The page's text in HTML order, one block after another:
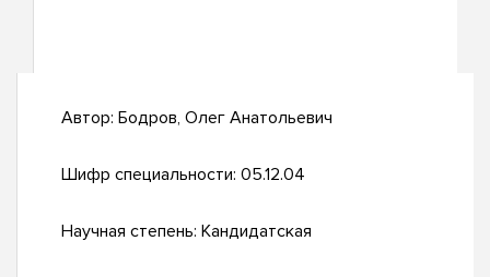
Автор: Бодров, Олег Анатольевич
Шифр специальности: 05.12.04
Научная степень: Кандидатская